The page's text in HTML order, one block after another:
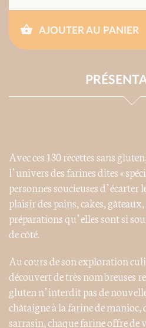
AJOUTER AU PANIER
Avec ces 130 recettes sans
l’univers des farines dites «
personnes soucieuses
plaisir des pains, cakes,
préparations qu’elles sont si
de côté.
Au cours de son exploration
découvert de très nombreuses
gluten n’interdit pas de
châtaigne à la farine de manioc,
sarrasin, chaque farine offre